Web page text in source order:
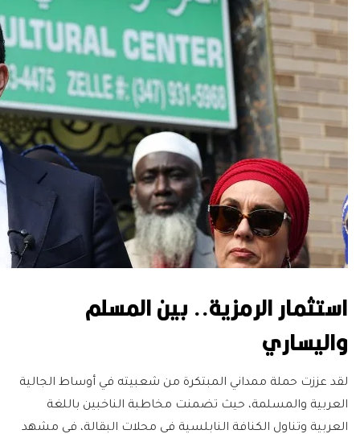
استثمار الرمزية.. بين المسلم
واليساري
لقد عززت حملة ممداني المبتكرة من شعبيته في أوساط الجالية
العربية والمسلمة، حيث تضمنت مخاطبة الناخبين باللغة
العربية وتناول الكنافة النابلسية في محلات البقالة، في مشهد